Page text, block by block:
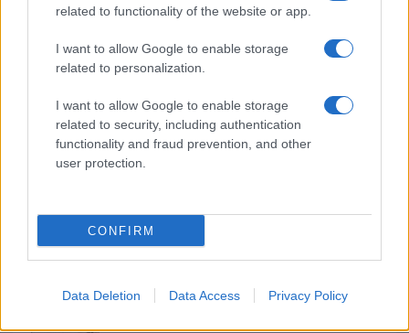
related to functionality of the website or app.
I want to allow Google to enable storage
related to personalization.
I want to allow Google to enable storage
related to security, including authentication
functionality and fraud prevention, and other
user protection.
CONFIRM
Data Deletion Data Access Privacy Policy
NECROLOGIE
Mario Malu